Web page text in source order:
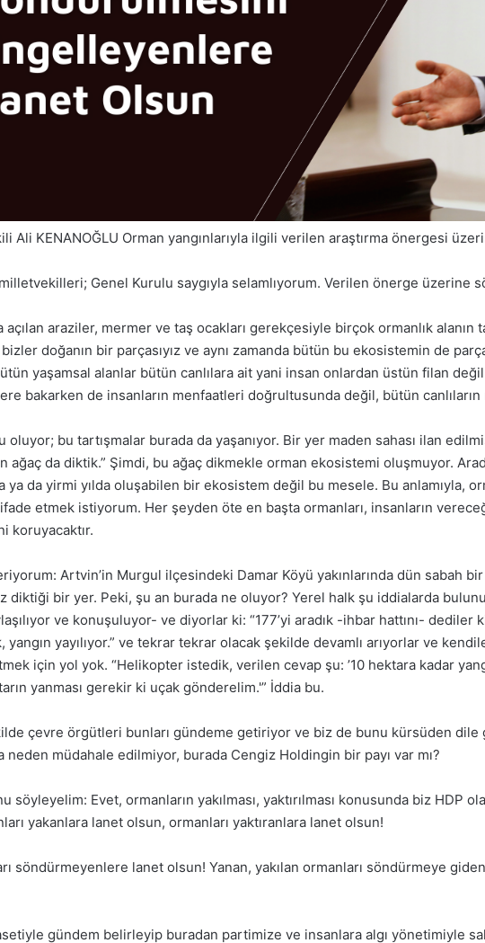
Ali KENANOĞLU Orman yangınlarıyla ilgili verilen araştırma önergesi
Genel Kurulu saygıyla selamlıyorum. Verilen önerge üzerine
araziler, mermer ve taş ocakları gerekçesiyle birçok ormanlık
doğanın bir parçasıyız ve aynı zamanda bütün bu ekosistemin de
yaşamsal alanlar bütün canlılara ait yani insan onlardan üstün filan
bakarken de insanların menfaatleri doğrultusunda değil, bütün
oluyor; bu tartışmalar burada da yaşanıyor. Bir yer maden sahası ilan
ağaç da diktik.” Şimdi, bu ağaç dikmekle orman ekosistemi oluşmuyor.
ya da yirmi yılda oluşabilen bir ekosistem değil bu mesele. Bu anlamıyla,
etmek istiyorum. Her şeyden öte en başta ormanları, insanların
koruyacaktır.
Artvin’in Murgul ilçesindeki Damar Köyü yakınlarında dün sabah
diktiği bir yer. Peki, şu an burada ne oluyor? Yerel halk şu iddialarda
ve konuşuluyor- ve diyorlar ki: “177’yi aradık -ihbar hattını- dediler
yangın yayılıyor.” ve tekrar tekrar olacak şekilde devamlı arıyorlar ve
için yol yok. “Helikopter istedik, verilen cevap şu: ’10 hektara kadar
yanması gerekir ki uçak gönderelim.'” İddia bu.
çevre örgütleri bunları gündeme getiriyor ve biz de bunu kürsüden dile
müdahale edilmiyor, burada Cengiz Holdingin bir payı var mı?
söyleyelim: Evet, ormanların yakılması, yaktırılması konusunda biz
yakanlara lanet olsun, ormanları yaktıranlara lanet olsun!
söndürmeyenlere lanet olsun! Yanan, yakılan ormanları söndürmeye
gündem belirleyip buradan partimize ve insanlara algı yönetimiyle